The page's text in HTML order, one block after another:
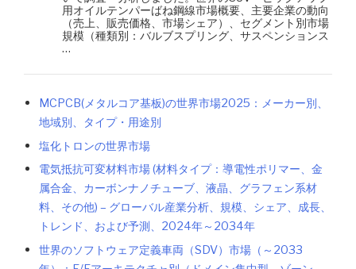
用オイルテンパーばね鋼線市場概要、主要企業の動向
（売上、販売価格、市場シェア）、セグメント別市場
規模（種類別：バルブスプリング、サスペンションス
…
MCPCB(メタルコア基板)の世界市場2025：メーカー別、
地域別、タイプ・用途別
塩化トロンの世界市場
電気抵抗可変材料市場 (材料タイプ：導電性ポリマー、金
属合金、カーボンナノチューブ、液晶、グラフェン系材
料、その他) – グローバル産業分析、規模、シェア、成長、
トレンド、および予測、2024年～2034年
世界のソフトウェア定義車両（SDV）市場（～2033